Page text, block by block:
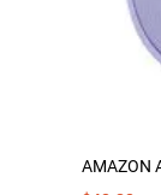
AMAZON